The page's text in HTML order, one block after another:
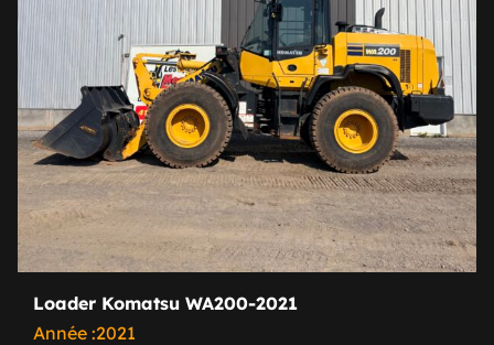
Loader Komatsu WA200-2021
Année :2021